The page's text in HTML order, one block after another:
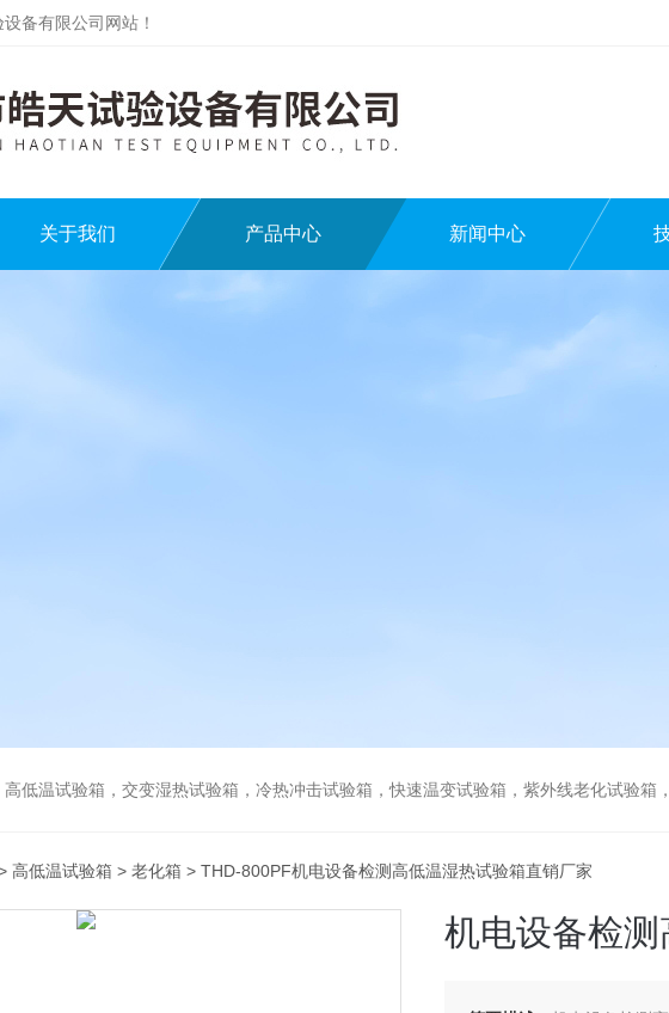
备有限公司网站！
关于我们 产品中心 新闻中心
温试验箱，交变湿热试验箱，冷热冲击试验箱，快速温变试验箱，紫外线老化试验箱，步入式环境试验箱
高低温试验箱 > 老化箱 > THD-800PF机电设备检测高低温湿热试验箱直销厂家
机电设备检